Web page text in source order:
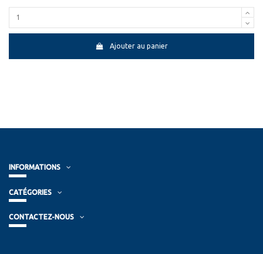
Ajouter au panier
INFORMATIONS
CATÉGORIES
CONTACTEZ-NOUS